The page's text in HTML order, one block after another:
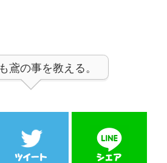
鳶の事を教える。